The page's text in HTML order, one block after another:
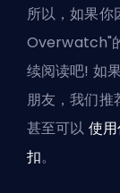
所以，如果
Overwatch"
续阅读吧! 如
朋友，我们推
甚至可以 使
扣。